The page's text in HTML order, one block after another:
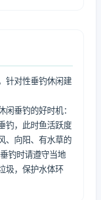
针对性垂钓休闲建
垂钓的好时机：
钓，此时鱼活跃度
、向阳、有水草的
钓时请遵守当地
圾，保护水体环